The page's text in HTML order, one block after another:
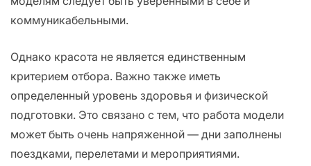
коммуникабельными.
Однако красота не является единственным
критерием отбора. Важно также иметь
определенный уровень здоровья и физической
подготовки. Это связано с тем, что работа модели
может быть очень напряженной — дни заполнены
поездками, перелетами и мероприятиями.